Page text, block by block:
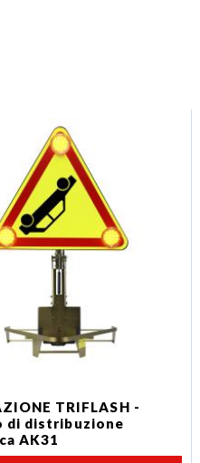
TRIFLASH -
di distribuzione
AK31